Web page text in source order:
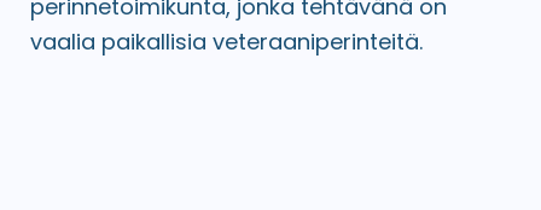
perinnetoimikunta, jonka tehtävänä on
vaalia paikallisia veteraaniperinteitä.